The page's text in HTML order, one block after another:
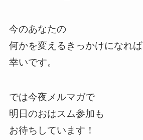
今のあなたの
何かを変えるきっかけになれば
幸いです。
では今夜メルマガで
明日のおはスム参加も
お待ちしています！